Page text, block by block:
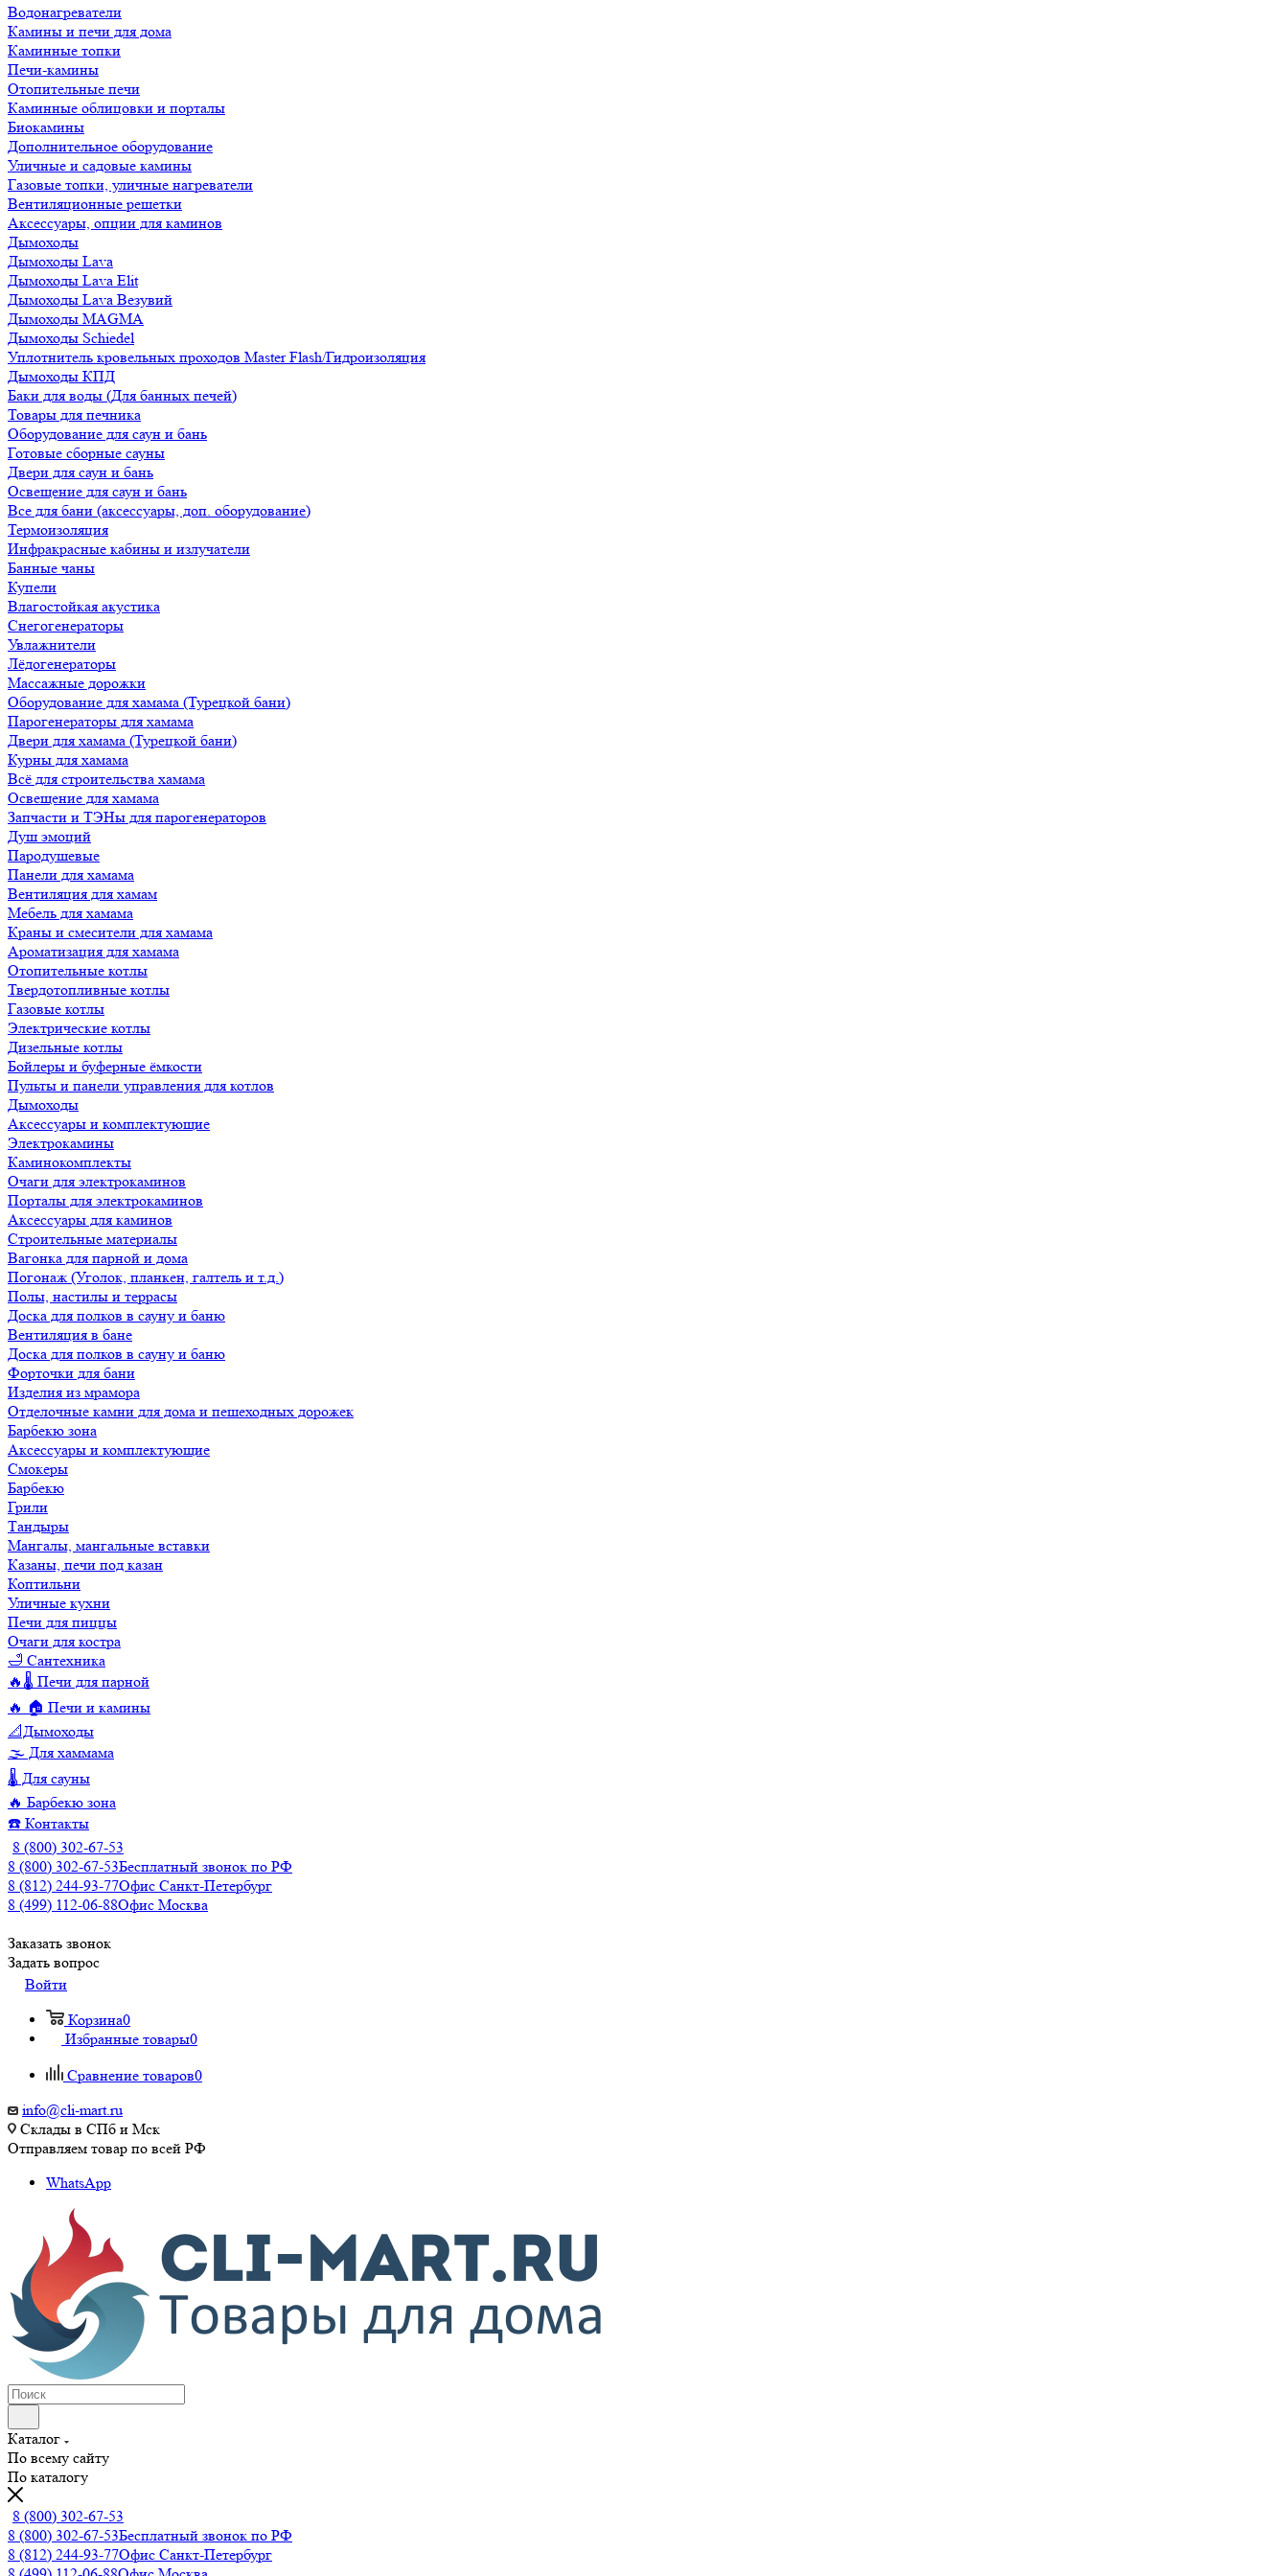
Водонагреватели
Камины и печи для дома
Каминные топки
Печи-камины
Отопительные печи
Каминные облицовки и порталы
Биокамины
Дополнительное оборудование
Уличные и садовые камины
Газовые топки, уличные нагреватели
Вентиляционные решетки
Аксессуары, опции для каминов
Дымоходы
Дымоходы Lava
Дымоходы Lava Elit
Дымоходы Lava Везувий
Дымоходы MAGMA
Дымоходы Schiedel
Уплотнитель кровельных проходов Master Flash/Гидроизоляция
Дымоходы КПД
Баки для воды (Для банных печей)
Товары для печника
Оборудование для саун и бань
Готовые сборные сауны
Двери для саун и бань
Освещение для саун и бань
Все для бани (аксессуары, доп. оборудование)
Термоизоляция
Инфракрасные кабины и излучатели
Банные чаны
Купели
Влагостойкая акустика
Снегогенераторы
Увлажнители
Лёдогенераторы
Массажные дорожки
Оборудование для хамама (Турецкой бани)
Парогенераторы для хамама
Двери для хамама (Турецкой бани)
Курны для хамама
Всё для строительства хамама
Освещение для хамама
Запчасти и ТЭНы для парогенераторов
Душ эмоций
Пародушевые
Панели для хамама
Вентиляция для хамам
Мебель для хамама
Краны и смесители для хамама
Ароматизация для хамама
Отопительные котлы
Твердотопливные котлы
Газовые котлы
Электрические котлы
Дизельные котлы
Бойлеры и буферные ёмкости
Пульты и панели управления для котлов
Дымоходы
Аксессуары и комплектующие
Электрокамины
Каминокомплекты
Очаги для электрокаминов
Порталы для электрокаминов
Аксессуары для каминов
Строительные материалы
Вагонка для парной и дома
Погонаж (Уголок, планкен, галтель и т.д.)
Полы, настилы и террасы
Доска для полков в сауну и баню
Вентиляция в бане
Доска для полков в сауну и баню
Форточки для бани
Изделия из мрамора
Отделочные камни для дома и пешеходных дорожек
Барбекю зона
Аксессуары и комплектующие
Смокеры
Барбекю
Грили
Тандыры
Мангалы, мангальные вставки
Казаны, печи под казан
Коптильни
Уличные кухни
Печи для пиццы
Очаги для костра
🛁 Сантехника
🔥🌡️ Печи для парной
🔥 🏠 Печи и камины
📐Дымоходы
🌫️ Для хаммама
🌡️ Для сауны
🔥 Барбекю зона
☎️ Контакты
8 (800) 302-67-53
8 (800) 302-67-53Бесплатный звонок по РФ
8 (812) 244-93-77Офис Санкт-Петербург
8 (499) 112-06-88Офис Москва
Заказать звонок
Задать вопрос
Войти
Корзина0
Избранные товары0
Сравнение товаров0
info@cli-mart.ru
Склады в СПб и Мск
Отправляем товар по всей РФ
WhatsApp
Каталог
По всему сайту
По каталогу
8 (800) 302-67-53
8 (800) 302-67-53Бесплатный звонок по РФ
8 (812) 244-93-77Офис Санкт-Петербург